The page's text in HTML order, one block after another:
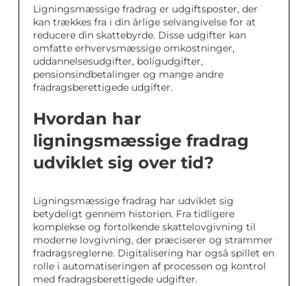
Ligningsmæssige fradrag er udgiftsposter, der
kan trækkes fra i din årlige selvangivelse for at
reducere din skattebyrde. Disse udgifter kan
omfatte erhvervsmæssige omkostninger,
uddannelsesudgifter, boligudgifter,
pensionsindbetalinger og mange andre
fradragsberettigede udgifter.
Hvordan har
ligningsmæssige fradrag
udviklet sig over tid?
Ligningsmæssige fradrag har udviklet sig
betydeligt gennem historien. Fra tidligere
komplekse og fortolkende skattelovgivning til
moderne lovgivning, der præciserer og strammer
fradragsreglerne. Digitalisering har også spillet en
rolle i automatiseringen af processen og kontrol
med fradragsberettigede udgifter.